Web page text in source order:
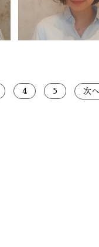
4 5 次へ